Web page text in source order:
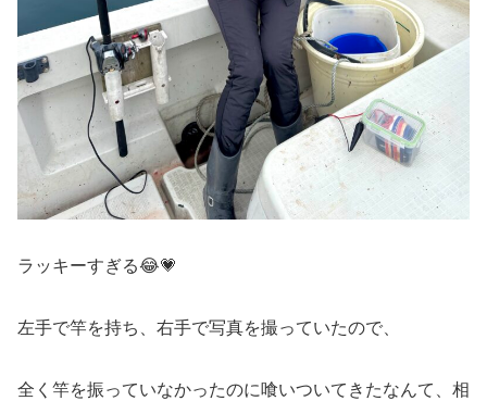
ラッキーすぎる😂💗
左手で竿を持ち、右手で写真を撮っていたので、
全く竿を振っていなかったのに喰いついてきたなんて、相